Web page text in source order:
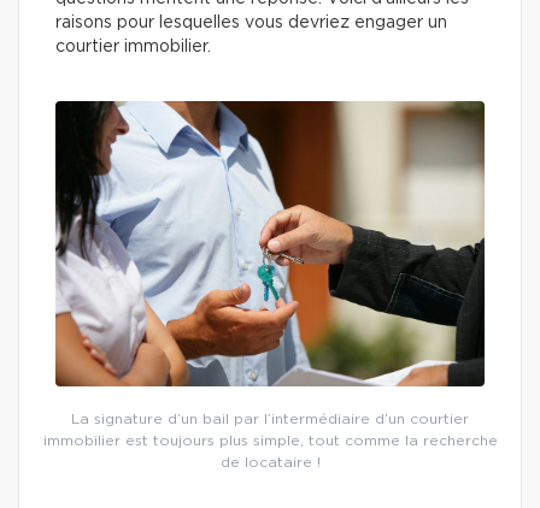
raisons pour lesquelles vous devriez engager un
courtier immobilier.
La signature d’un bail par l’intermédiaire d’un courtier
immobilier est toujours plus simple, tout comme la recherche
de locataire !